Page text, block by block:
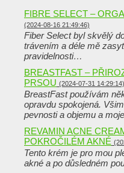
FIBRE SELECT –
(2024-08-16 21:49:46)
Fiber Select byl skvělý
trávením a déle mě
pravidelnosti…
BREASTFAST –
PRSOU (2024-07-31 14:29:14)
BreastFast používám
opravdu spokojená.
pevnosti a objemu a
REVAMIN ACNE
POKROČILÉM AKNÉ
Tento krém je pro mou
akné a po důsledném